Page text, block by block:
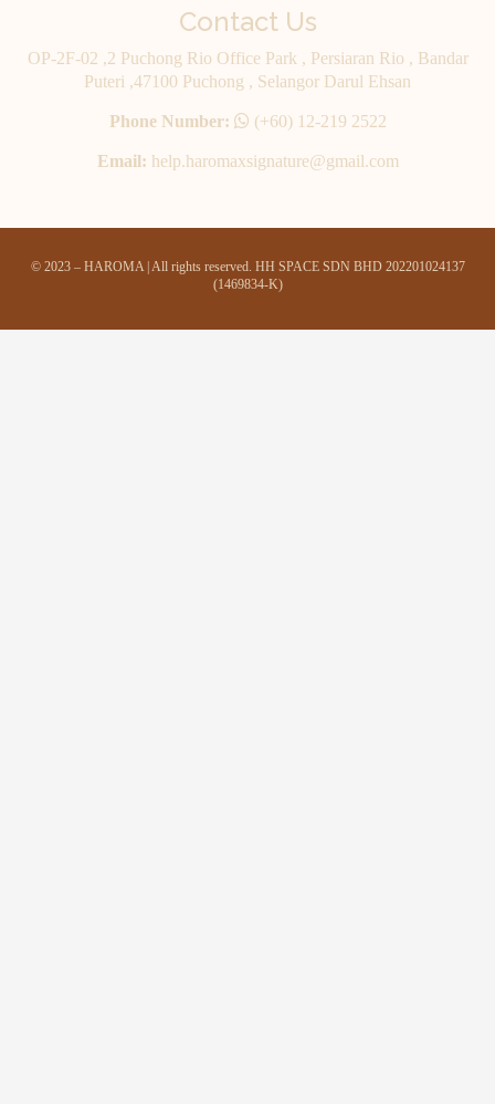
Contact Us
OP-2F-02 ,2 Puchong Rio Office Park , Persiaran Rio , Bandar
Puteri ,47100 Puchong , Selangor Darul Ehsan
Phone Number: (+60) 12-219 2522
Email: help.haromaxsignature@gmail.com
© 2023 – HAROMA | All rights reserved. HH SPACE SDN BHD 202201024137
(1469834-K)